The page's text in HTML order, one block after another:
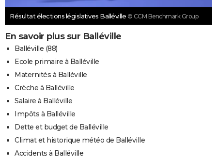
Résultat élections législatives Balléville © CCM Benchmark Group
En savoir plus sur Balléville
Balléville (88)
Ecole primaire à Balléville
Maternités à Balléville
Crèche à Balléville
Salaire à Balléville
Impôts à Balléville
Dette et budget de Balléville
Climat et historique météo de Balléville
Accidents à Balléville